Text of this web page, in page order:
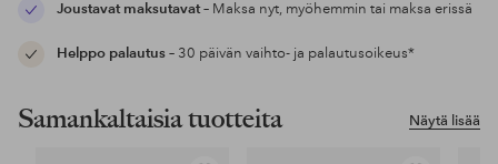
Joustavat maksutavat– Maksa nyt, myöhemmin tai maksa erissä
Helppo palautus– 30 päivän vaihto- ja palautusoikeus*
Näytä lisää
Samankaltaisia tuotteita